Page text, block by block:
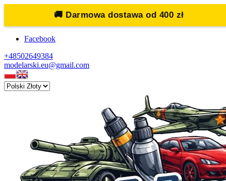
🚚 Darmowa dostawa od 400 zł
Facebook
+48502649384
modelarski.eu@gmail.com